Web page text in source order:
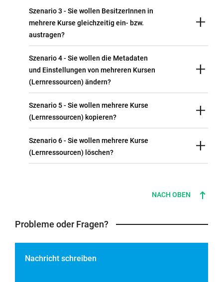
Szenario 3 - Sie wollen BesitzerInnen in
mehrere Kurse gleichzeitig ein- bzw.
austragen?
Szenario 4 - Sie wollen die Metadaten
und Einstellungen von mehreren Kursen
(Lernressourcen) ändern?
Szenario 5 - Sie wollen mehrere Kurse
(Lernressourcen) kopieren?
Szenario 6 - Sie wollen mehrere Kurse
(Lernressourcen) löschen?
NACH OBEN
Probleme oder Fragen?
Nachricht schreiben